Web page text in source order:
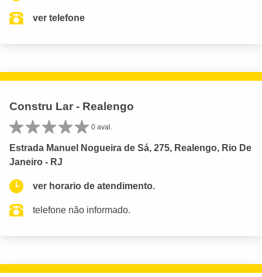
ver telefone
Constru Lar - Realengo
0 aval.
Estrada Manuel Nogueira de Sá, 275, Realengo, Rio De
Janeiro - RJ
ver horario de atendimento.
telefone não informado.